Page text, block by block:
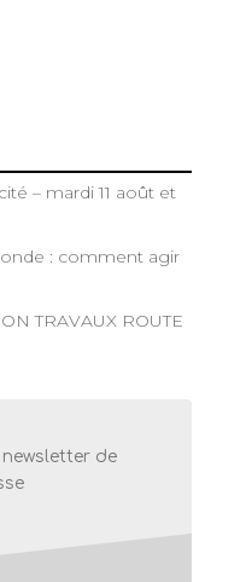
– mardi 11 août et
: comment agir
TRAVAUX ROUTE
de